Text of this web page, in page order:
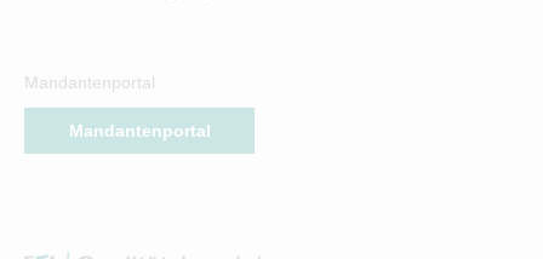
Mandantenportal
Mandantenportal